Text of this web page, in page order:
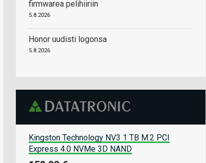
firmwarea pelihiiriin
5.8.2026
Honor uudisti logonsa
5.8.2026
Kingston Technology NV3 1 TB M.2 PCI
Express 4.0 NVMe 3D NAND